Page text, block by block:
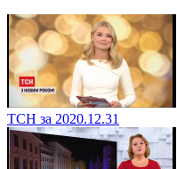
ТСН за 2020.12.31